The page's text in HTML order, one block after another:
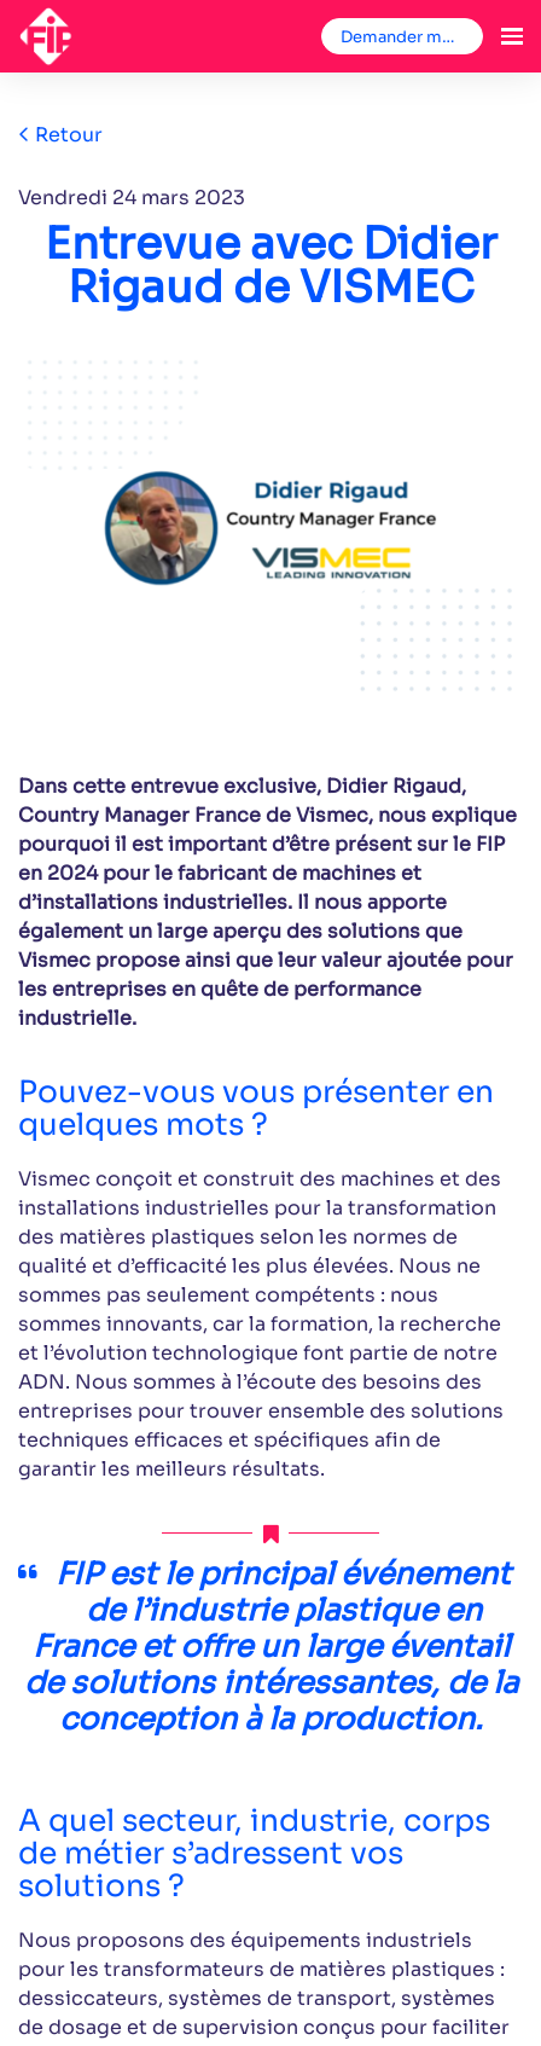
Demander mon badge
Retour
vendredi 24 mars 2023
Entrevue avec Didier
Rigaud de VISMEC
Dans cette entrevue exclusive, Didier Rigaud,
Country Manager France de Vismec, nous explique
pourquoi il est important d’être présent sur le FIP
en 2024 pour le fabricant de machines et
d’installations industrielles. Il nous apporte
également un large aperçu des solutions que
Vismec propose ainsi que leur valeur ajoutée pour
les entreprises en quête de performance
industrielle.
Pouvez-vous vous présenter en
quelques mots ?
Vismec conçoit et construit des machines et des
installations industrielles pour la transformation
des matières plastiques selon les normes de
qualité et d’efficacité les plus élevées. Nous ne
sommes pas seulement compétents : nous
sommes innovants, car la formation, la recherche
et l’évolution technologique font partie de notre
ADN. Nous sommes à l’écoute des besoins des
entreprises pour trouver ensemble des solutions
techniques efficaces et spécifiques afin de
garantir les meilleurs résultats.
FIP est le principal événement
de l’industrie plastique en
France et offre un large éventail
de solutions intéressantes, de la
conception à la production.
A quel secteur, industrie, corps
de métier s’adressent vos
solutions ?
Nous proposons des équipements industriels
pour les transformateurs de matières plastiques :
dessiccateurs, systèmes de transport, systèmes
de dosage et de supervision conçus pour faciliter